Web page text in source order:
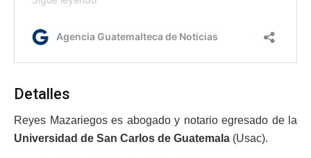
Detalles
Reyes Mazariegos es abogado y notario egresado de la
Universidad de San Carlos de Guatemala (Usac).